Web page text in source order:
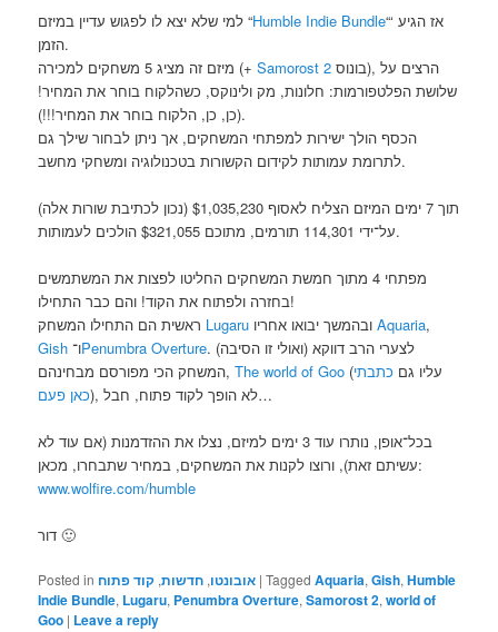
למי שלא יצא לו לפגוש עדיין במיזם “Humble Indie Bundle“‘ אז הגיע
הזמן.
מיזם זה מציג 5 משחקים למכירה (+Samorost 2 בונוס), הרצים על
שלושת הפלטפורמות: חלונות, מק ולינוקס, כשהלקוח בוחר את המחיר!
(כן, כן, הלקוח בוחר את המחיר!!!).
הכסף הולך ישירות למפתחי המשחקים, אך ניתן לבחור שילך גם
לתרומת עמותות לקידום הקשורות בטכנולוגיה ומשחקי מחשב.
תוך 7 ימים המיזם הצליח לאסוף $1,035,230 (נכון לכתיבת שורות אלה)
על־ידי 114,301 תורמים, מתוכם $321,055 הולכים לעמותות.
מפתחי 4 מתוך חמשת המשחקים החליטו לפצות את המשתמשים
בחזרה ולפתוח את הקוד! והם כבר התחילו!
Lugaru ובהמשך יבואו אחריוAquaria,
Gish ו־Penumbra Overture. לצערי הרב דווקא (ואולי זו הסיבה)
המשחק הכי מפורסם מבחינהם,The world of Goo (עליו גם כתבתי
כאן פעם
), לא הופך לקוד פתוח, חבל…
בכל־אופן, נותרו עוד 3 ימים למיזם, נצלו את ההזדמנות (אם עוד לא
עשיתם זאת), ורוצו לקנות את המשחקים, במחיר שתבחרו, מכאן:
www.wolfire.com/humble
דור 🙂
Posted in אובונטו, חדשות, קוד פתוח |Tagged Aquaria,Gish,Humble
Indie Bundle, Lugaru, Penumbra Overture,Samorost 2,world of
Goo | Leave a reply